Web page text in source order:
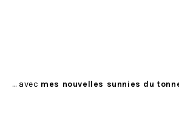
… avec mes nouvelles sunnies du